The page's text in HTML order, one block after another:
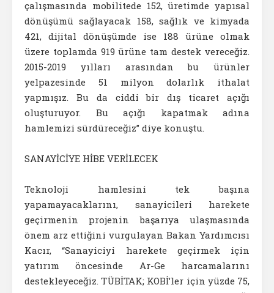
çalışmasında mobilitede 152, üretimde yapısal
dönüşümü sağlayacak 158, sağlık ve kimyada
421, dijital dönüşümde ise 188 ürüne olmak
üzere toplamda 919 ürüne tam destek vereceğiz.
2015-2019 yılları arasından bu ürünler
yelpazesinde 51 milyon dolarlık ithalat
yapmışız. Bu da ciddi bir dış ticaret açığı
oluşturuyor. Bu açığı kapatmak adına
hamlemizi sürdüreceğiz” diye konuştu.
SANAYİCİYE HİBE VERİLECEK
Teknoloji hamlesini tek başına
yapamayacaklarını, sanayicileri harekete
geçirmenin projenin başarıya ulaşmasında
önem arz ettiğini vurgulayan Bakan Yardımcısı
Kacır, “Sanayiciyi harekete geçirmek için
yatırım öncesinde Ar-Ge harcamalarını
destekleyeceğiz. TÜBİTAK; KOBİ’ler için yüzde 75,